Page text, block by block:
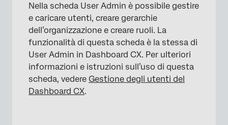
Nella scheda User Admin è possibile gestire
e caricare utenti, creare gerarchie
dell’organizzazione e creare ruoli. La
funzionalità di questa scheda è la stessa di
User Admin in Dashboard CX. Per ulteriori
informazioni e istruzioni sull’uso di questa
scheda, vedere Gestione degli utenti del
Dashboard CX.